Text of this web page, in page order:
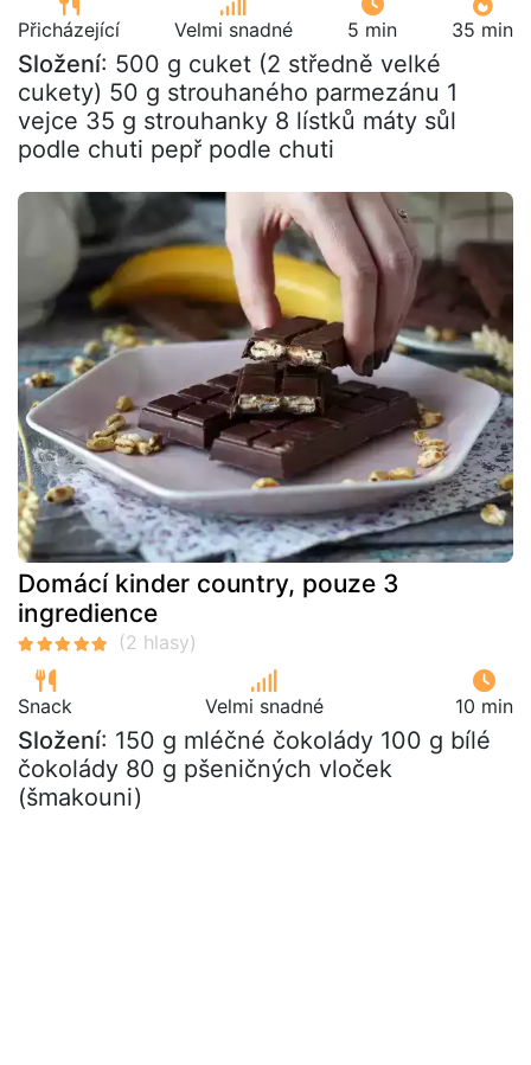
Přicházející Velmi snadné 5 min 35 min
Složení: 500 g cuket (2 středně velké
cukety) 50 g strouhaného parmezánu 1
vejce 35 g strouhanky 8 lístků máty sůl
podle chuti pepř podle chuti
Domácí kinder country, pouze 3
ingredience
Snack Velmi snadné 10 min
Složení: 150 g mléčné čokolády 100 g bílé
čokolády 80 g pšeničných vloček
(šmakouni)